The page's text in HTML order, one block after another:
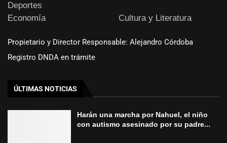
Deportes
Economía
Cultura y Literatura
Propietario y Director Responsable: Alejandro Córdoba
Registro DNDA en trámite
ÚLTIMAS NOTICIAS
Harán una marcha por Nahuel, el niño
con autismo asesinado por su padre...